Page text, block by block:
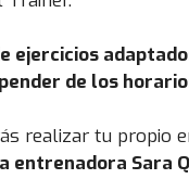
ejercicios
de los
realizar tu propio
entrenadora Sara